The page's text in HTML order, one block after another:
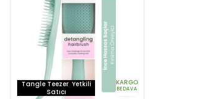
Tangle Teezer Yetkili
Satıcı
KARGO
BEDAVA